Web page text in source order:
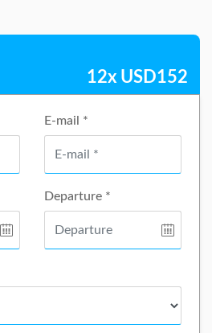
12x USD152
E-mail *
Departure *